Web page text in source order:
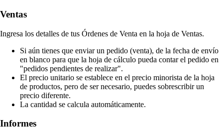
Ventas
Ingresa los detalles de tus Órdenes de Venta en la hoja de Ventas.
Si aún tienes que enviar un pedido (venta), de la fecha de envío
en blanco para que la hoja de cálculo pueda contar el pedido en
"pedidos pendientes de realizar".
El precio unitario se establece en el precio minorista de la hoja
de productos, pero de ser necesario, puedes sobrescribir un
precio diferente.
La cantidad se calcula automáticamente.
Informes